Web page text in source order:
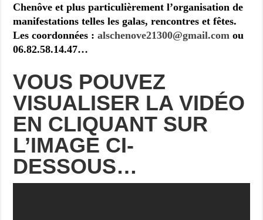
Chenôve et plus particulièrement l’organisation de
manifestations telles les galas, rencontres et fêtes.
Les coordonnées :alschenove21300@gmail.com ou
06.82.58.14.47…
VOUS POUVEZ
VISUALISER LA VIDÉO
EN CLIQUANT SUR
L’IMAGE CI-
DESSOUS…